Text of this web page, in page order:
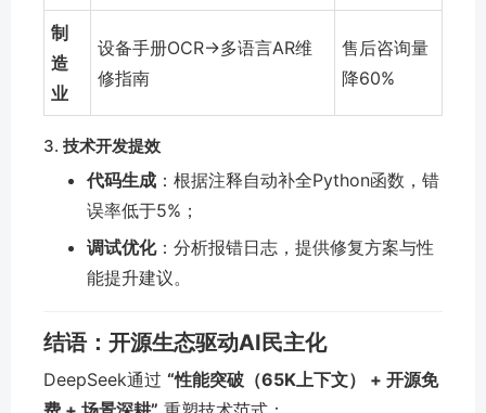
制
造
业
设备手册OCR→多语言AR维
修指南
售后咨询量
降60%
3. 技术开发提效
代码生成 ：根据注释自动补全Python函数，错
误率低于5%；
调试优化：分析报错日志，提供修复方案与性
能提升建议。
结语：开源生态驱动AI民主化
DeepSeek通过 “性能突破（65K上下文） + 开源免